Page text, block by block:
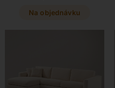
pěně. Sestavte si svůj
vdechne vašemu interiéru
styl a prvotřídní komfort.
Na objednávku